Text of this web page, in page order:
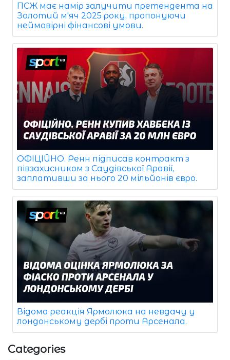
ПСЖ має намір залучити претендента на
Золотий м'яч 2025 року, пропонуючи
неймовірні фінансові умови.
ОФІЦІЙНО. Ренн підписав контракт з
півзахисником з Саудівської Аравії,
заплативши за нього 20 мільйонів євро.
Відома реакція Ярмолюка на невдачу у
лондонському дербі проти Арсенала.
Categories